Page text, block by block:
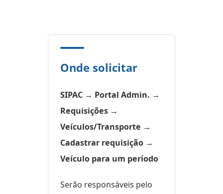
Onde solicitar
SIPAC → Portal Admin. →
Requisições →
Veículos/Transporte →
Cadastrar requisição →
Veículo para um período
Serão responsáveis pelo